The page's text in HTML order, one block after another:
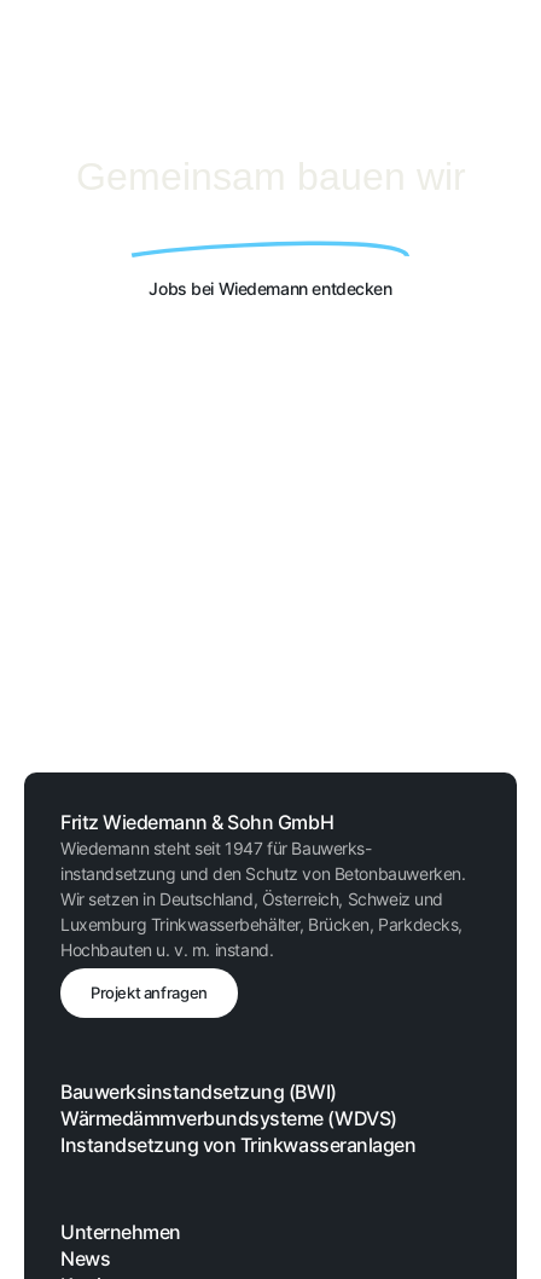
Gemeinsam bauen wir
Jobs bei Wiedemann entdecken
Fritz Wiedemann & Sohn GmbH
Wiedemann steht seit 1947 für Bauwerks-
instandsetzung und den Schutz von Betonbauwerken.
Wir setzen in Deutschland, Österreich, Schweiz und
Luxemburg Trinkwasserbehälter, Brücken, Parkdecks,
Hochbauten u. v. m. instand.
Projekt anfragen
Bauwerksinstandsetzung (BWI)
Wärmedämmverbundsysteme (WDVS)
Instandsetzung von Trinkwasseranlagen
Unternehmen
News